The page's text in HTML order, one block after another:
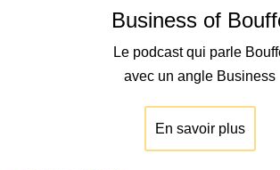
Business of
Le podcast qui parle
avec un angle Business
En savoir plus